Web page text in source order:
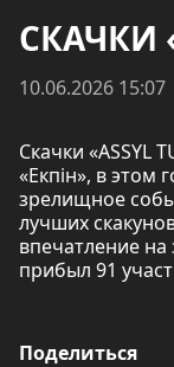
СКАЧКИ
10.06.2026 15:07
Скачки «ASSYL
«Екпін», в этом
зрелищное
лучших
впечатление на
прибыл 91
Поделиться